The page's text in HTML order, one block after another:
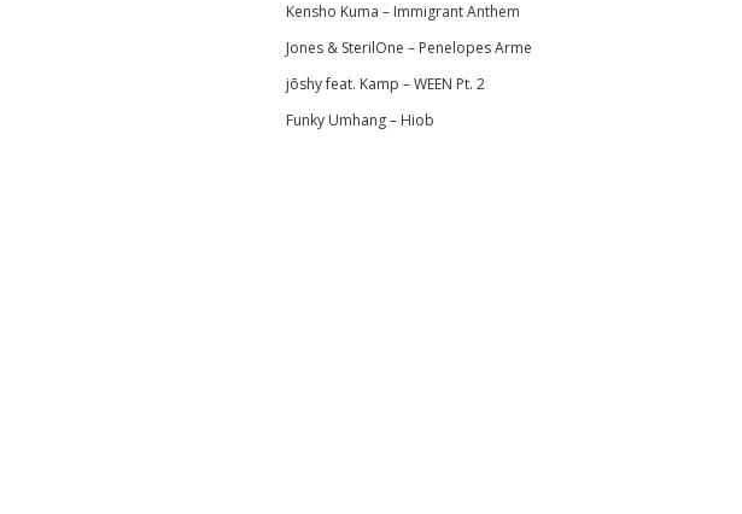
Kensho Kuma – Immigrant Anthem
Jones & SterilOne – Penelopes Arme
jōshy feat. Kamp – WEEN Pt. 2
Funky Umhang – Hiob